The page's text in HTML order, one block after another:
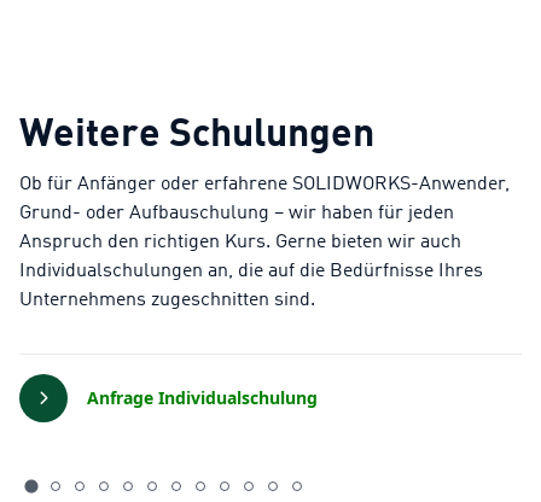
Weitere Schulungen
Ob für Anfänger oder erfahrene SOLIDWORKS-Anwender,
Grund- oder Aufbauschulung – wir haben für jeden
Anspruch den richtigen Kurs. Gerne bieten wir auch
Individualschulungen an, die auf die Bedürfnisse Ihres
Unternehmens zugeschnitten sind.
Anfrage Individualschulung